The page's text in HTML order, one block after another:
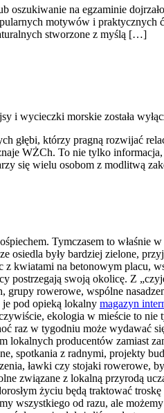
na egzaminie
motywów i
stworzone z myślą […]
i wycieczki morskie została
głębi, którzy pragną rozwijać
WŻCh. To nie tylko
się wielu osobom z modlitwą
Tymczasem to
osiedla były bardziej zielone,
kwiatami na betonowym placu,
postrzegają swoją okolicę. Z
grupy rowerowe, wspólne
je pod opieką lokalny magazyn
ekologia w mieście to
raz w tygodniu może wydawać
lokalnych producentów zamiast
spotkania z radnymi, projekty
ławki czy stojaki rowerowe,
związane z lokalną przyrodą
życiu będą traktować
wszystkiego od razu, ale